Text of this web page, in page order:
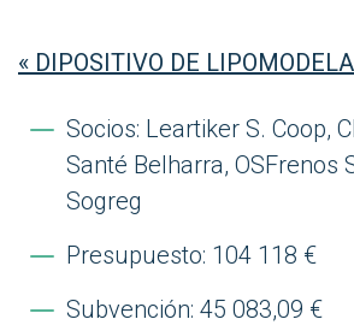
« DIPOSITIVO DE
Socios: Leartiker S. Coop,
Santé Belharra, OSFrenos
Sogreg
Presupuesto: 104 118 €
Subvención: 45 083,09 €